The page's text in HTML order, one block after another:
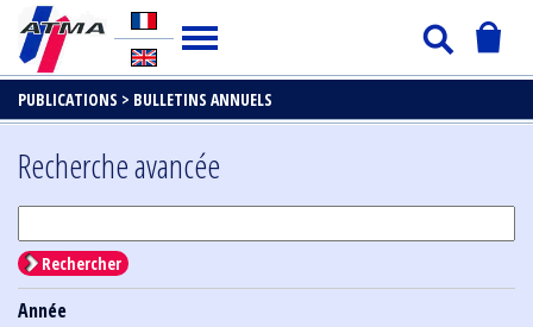
PUBLICATIONS > BULLETINS ANNUELS
Recherche avancée
Rechercher
Année